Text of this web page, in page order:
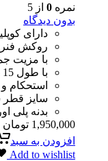
نمره 0 از 5
بدون دیدگاه
دارای
روکش
با مزیت
با طول 15 متر در حالت باز شده شلنگ
استحکام
سایز قطر شلنگ 5 در
بدنه پلی
1,950,000 تومان
افزودن به سبد
Add to wishlist